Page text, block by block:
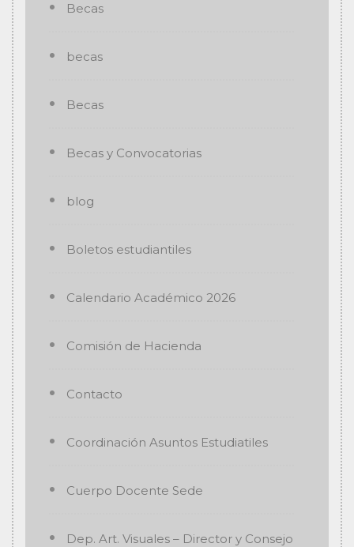
Becas
becas
Becas
Becas y Convocatorias
blog
Boletos estudiantiles
Calendario Académico 2026
Comisión de Hacienda
Contacto
Coordinación Asuntos Estudiatiles
Cuerpo Docente Sede
Dep. Art. Visuales – Director y Consejo